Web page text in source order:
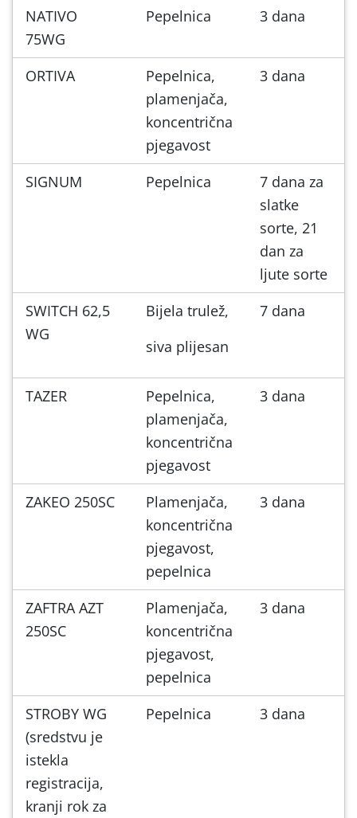
NATIVO
75WG
Pepelnica 3 dana
ORTIVA
Pepelnica,
plamenjača,
koncentrična
pjegavost
3 dana
SIGNUM Pepelnica
7 dana za
slatke
sorte, 21
dan za
ljute sorte
SWITCH 62,5
WG
Bijela trulež,
siva plijesan
7 dana
TAZER
Pepelnica,
plamenjača,
koncentrična
pjegavost
3 dana
ZAKEO 250SC
Plamenjača,
koncentrična
pjegavost,
pepelnica
3 dana
ZAFTRA AZT
250SC
Plamenjača,
koncentrična
pjegavost,
pepelnica
3 dana
STROBY WG
(sredstvu je
istekla
registracija,
kranji rok za
Pepelnica 3 dana